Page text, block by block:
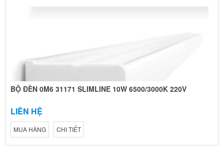
BỘ ĐÈN 0M6 31171 SLIMLINE 10W 6500/3000K 220V
LIÊN HỆ
MUA HÀNG CHI TIẾT